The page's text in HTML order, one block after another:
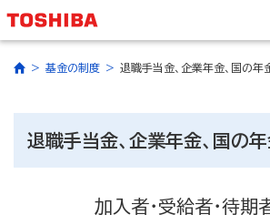
基金の制度 退職手当金、企業年金、国の年
退職手当金、企業年金、国の
加入者・受給者・待期